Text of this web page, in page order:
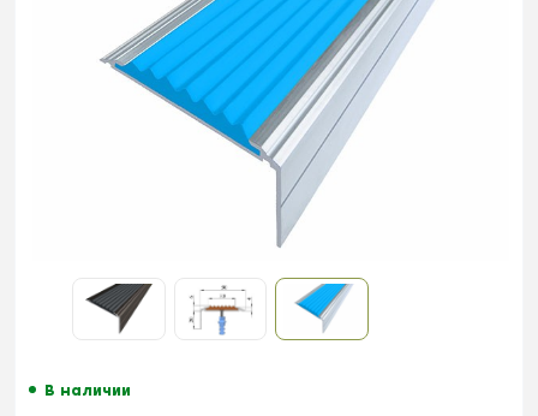
В наличии